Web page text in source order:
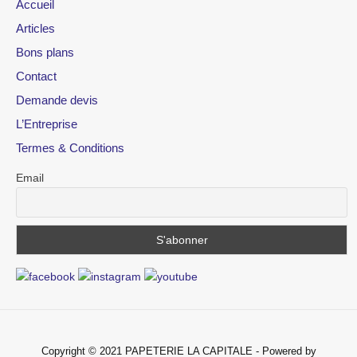
Accueil
Articles
Bons plans
Contact
Demande devis
L’Entreprise
Termes & Conditions
Email
Copyright © 2021 PAPETERIE LA CAPITALE - Powered by